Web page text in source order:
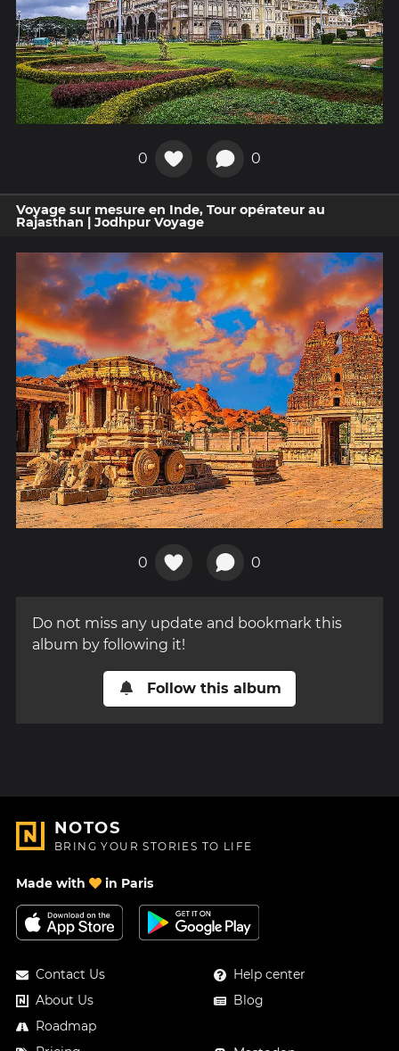
0 0
Voyage sur mesure en Inde, Tour opérateur au
Rajasthan | Jodhpur Voyage
0 0
Do not miss any update and bookmark this
album by following it!
Follow this album
NOTOS
BRING YOUR STORIES TO LIFE
Made with in Paris
Contact Us
About Us
Roadmap
Help center
Blog